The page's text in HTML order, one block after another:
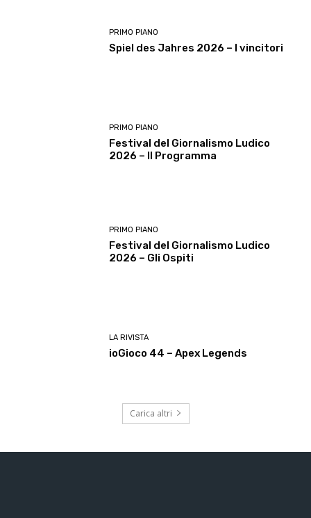
PRIMO PIANO
Spiel des Jahres 2026 – I vincitori
PRIMO PIANO
Festival del Giornalismo Ludico
2026 – Il Programma
PRIMO PIANO
Festival del Giornalismo Ludico
2026 – Gli Ospiti
LA RIVISTA
ioGioco 44 – Apex Legends
Carica altri